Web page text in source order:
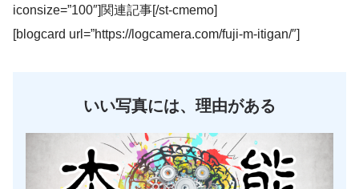
iconsize=”100″]関連記事[/st-cmemo]
[blogcard url=”https://logcamera.com/fuji-m-itigan/″]
いい写真には、理由がある